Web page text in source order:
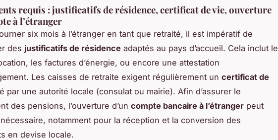
requis : justificatifs de résidence, certificat de vie, ouverture
à l’étranger
six mois à l’étranger en tant que retraité, il est impératif de
des justificatifs de résidence adaptés au pays d’accueil. Cela inclut le
les factures d’énergie, ou encore une attestation
Les caisses de retraite exigent régulièrement un certificat de
par une autorité locale (consulat ou mairie). Afin d’assurer le
des pensions, l’ouverture d’un compte bancaire à l’étranger peut
nécessaire, notamment pour la réception et la conversion des
en devise locale.